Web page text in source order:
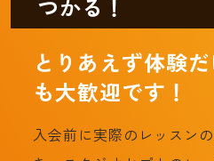
つかる！
とりあえず体験
も大歓迎です！
入会前に実際のレッスン